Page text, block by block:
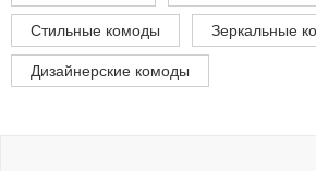
Стильные комоды Зеркальные
Дизайнерские комоды